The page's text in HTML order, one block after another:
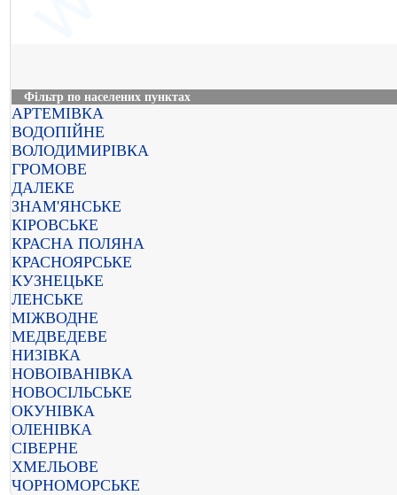
Фільтр по населених пунктах
АРТЕМІВКА
ВОДОПІЙНЕ
ВОЛОДИМИРІВКА
ГРОМОВЕ
ДАЛЕКЕ
ЗНАМ'ЯНСЬКЕ
КІРОВСЬКЕ
КРАСНА ПОЛЯНА
КРАСНОЯРСЬКЕ
КУЗНЕЦЬКЕ
ЛЕНСЬКЕ
МІЖВОДНЕ
МЕДВЕДЕВЕ
НИЗІВКА
НОВОІВАНІВКА
НОВОСІЛЬСЬКЕ
ОКУНІВКА
ОЛЕНІВКА
СІВЕРНЕ
ХМЕЛЬОВЕ
ЧОРНОМОРСЬКЕ